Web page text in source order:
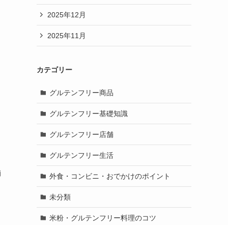
2025年12月
2025年11月
カテゴリー
グルテンフリー商品
グルテンフリー基礎知識
グルテンフリー店舗
グルテンフリー生活
外食・コンビニ・おでかけのポイント
未分類
米粉・グルテンフリー料理のコツ